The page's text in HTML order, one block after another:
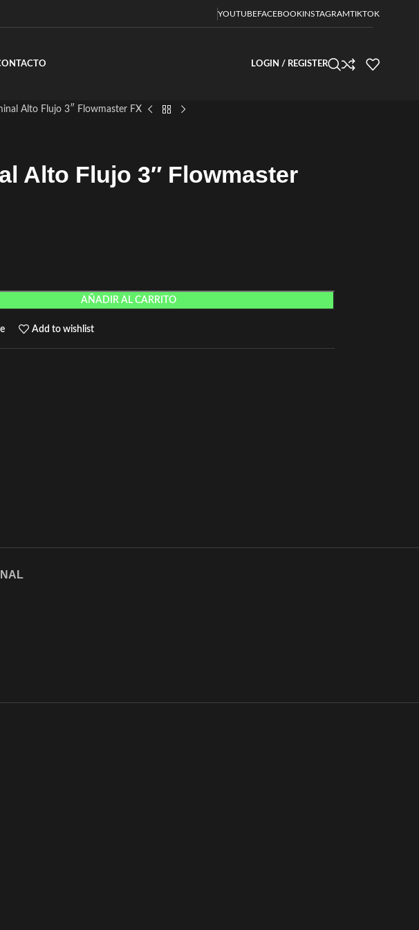
YOUTUBEFACEBOOKINSTAGRAMTIKTOK
LOGIN / REGISTER
Alto Flujo 3″ Flowmaster FX
Alto Flujo 3″ Flowmaster
AÑADIR AL CARRITO
Add to wishlist